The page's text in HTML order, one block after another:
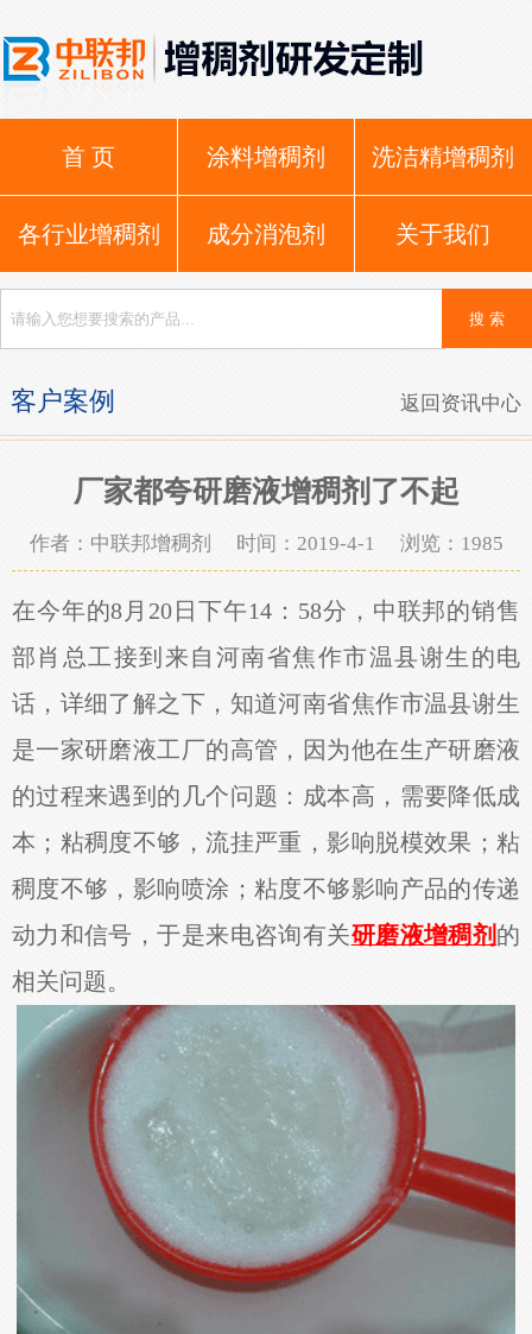
首 页 涂料增稠剂 洗洁精增稠剂
各行业增稠剂 成分消泡剂 关于我们
客户案例 返回资讯中心
厂家都夸研磨液增稠剂了不起
作者：中联邦增稠剂 时间：2019-4-1 浏览： 1985
在今年的8月20日下午14：58分，中联邦的销售
部肖总工接到来自河南省焦作市温县谢生的电
话，详细了解之下，知道河南省焦作市温县谢生
是一家研磨液工厂的高管，因为他在生产研磨液
的过程来遇到的几个问题：成本高，需要降低成
本；粘稠度不够，流挂严重，影响脱模效果；粘
稠度不够，影响喷涂；粘度不够影响产品的传递
动力和信号，于是来电咨询有关研磨液增稠剂 的
相关问题。